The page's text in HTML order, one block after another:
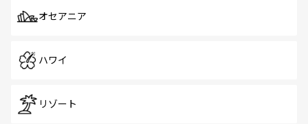
オセアニア
ハワイ
リゾート